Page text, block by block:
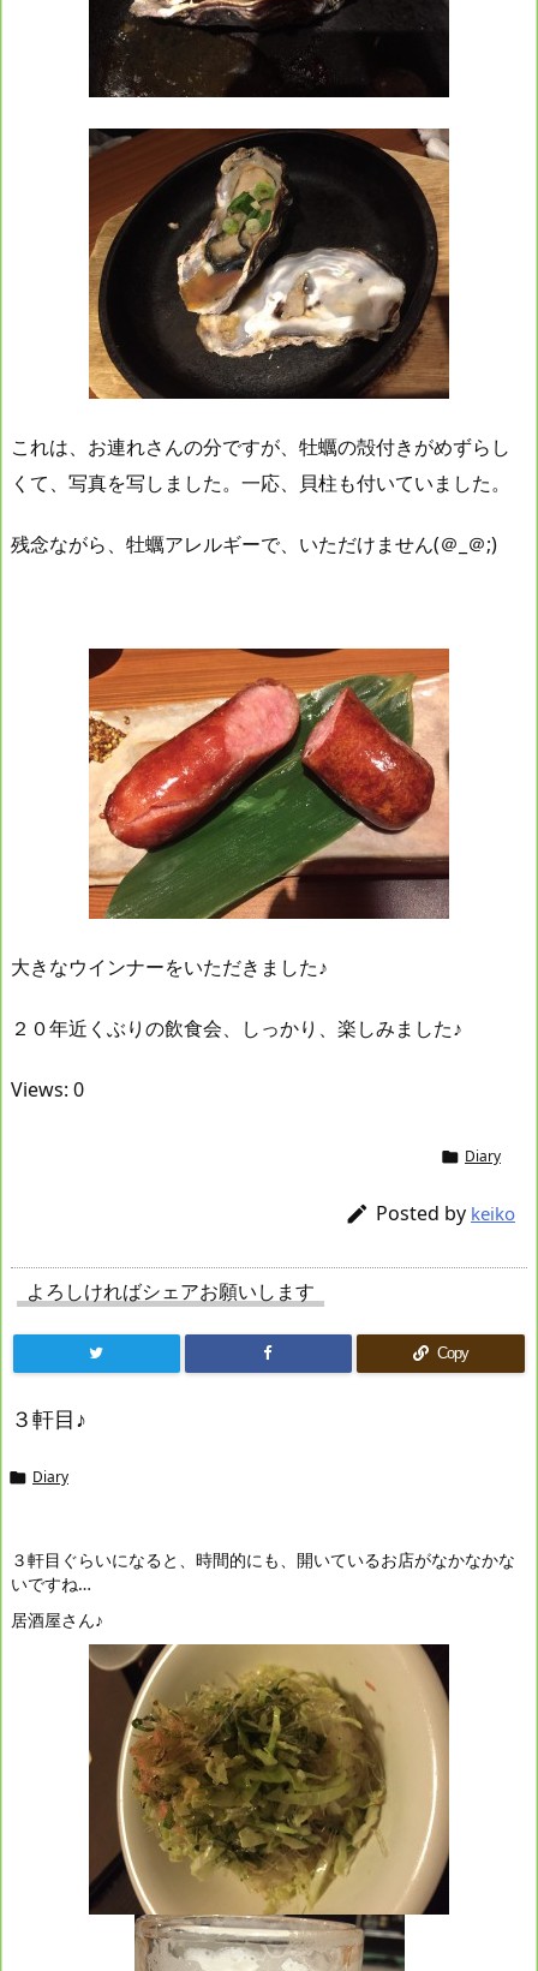
これは、お連れさんの分ですが、牡蠣の殻付きがめずらし
くて、写真を写しました。一応、貝柱も付いていました。
残念ながら、牡蠣アレルギーで、いただけません(＠_＠;)
大きなウインナーをいただきました♪
２０年近くぶりの飲食会、しっかり、楽しみました♪
Views: 0
 Diary
 Posted by keiko
よろしければシェアお願いします
Copy
３軒目♪
 Diary
３軒目ぐらいになると、時間的にも、開いているお店がなかなかな
いですね…
居酒屋さん♪